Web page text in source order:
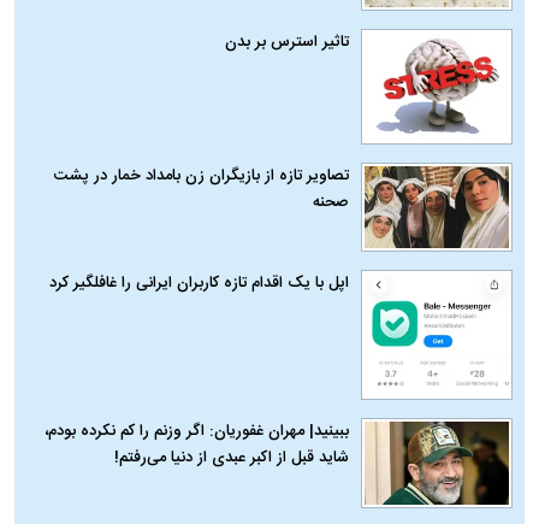
تاثیر استرس بر بدن
تصاویر تازه از بازیگران زن بامداد خمار در پشت
صحنه
اپل با یک اقدام تازه کاربران ایرانی را غافلگیر کرد
ببینید| مهران غفوریان: اگر وزنم را کم نکرده بودم،
شاید قبل از اکبر عبدی از دنیا می‌رفتم!